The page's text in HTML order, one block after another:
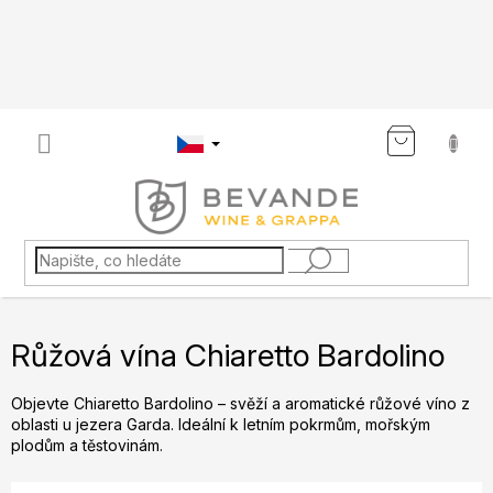
Růžová vína Chiaretto Bardolino
Objevte Chiaretto Bardolino – svěží a aromatické růžové víno z
oblasti u jezera Garda. Ideální k letním pokrmům, mořským
plodům a těstovinám.